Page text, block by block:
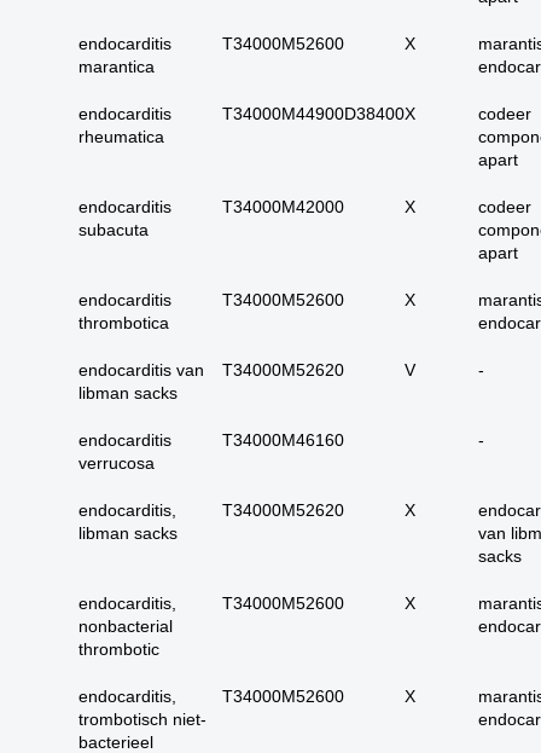
09. alle dubieus
10. alle micro-
onbekend primair of
14. alle primaire
huidadnex-tumoren
18. alle
melanomen
endocarditis
marantica
T34000M52600 X
endocarditis
rheumatica
T34000M44900D38400X
codeer
apart
endocarditis
subacuta
T34000M42000 X
codeer
apart
endocarditis
thrombotica
T34000M52600 X
endocarditis van
libman sacks
T34000M52620 V -
endocarditis
verrucosa
T34000M46160 -
endocarditis,
libman sacks
T34000M52620 X
van
sacks
endocarditis,
nonbacterial
thrombotic
T34000M52600 X
endocarditis,
trombotisch niet-
bacterieel
T34000M52600 X